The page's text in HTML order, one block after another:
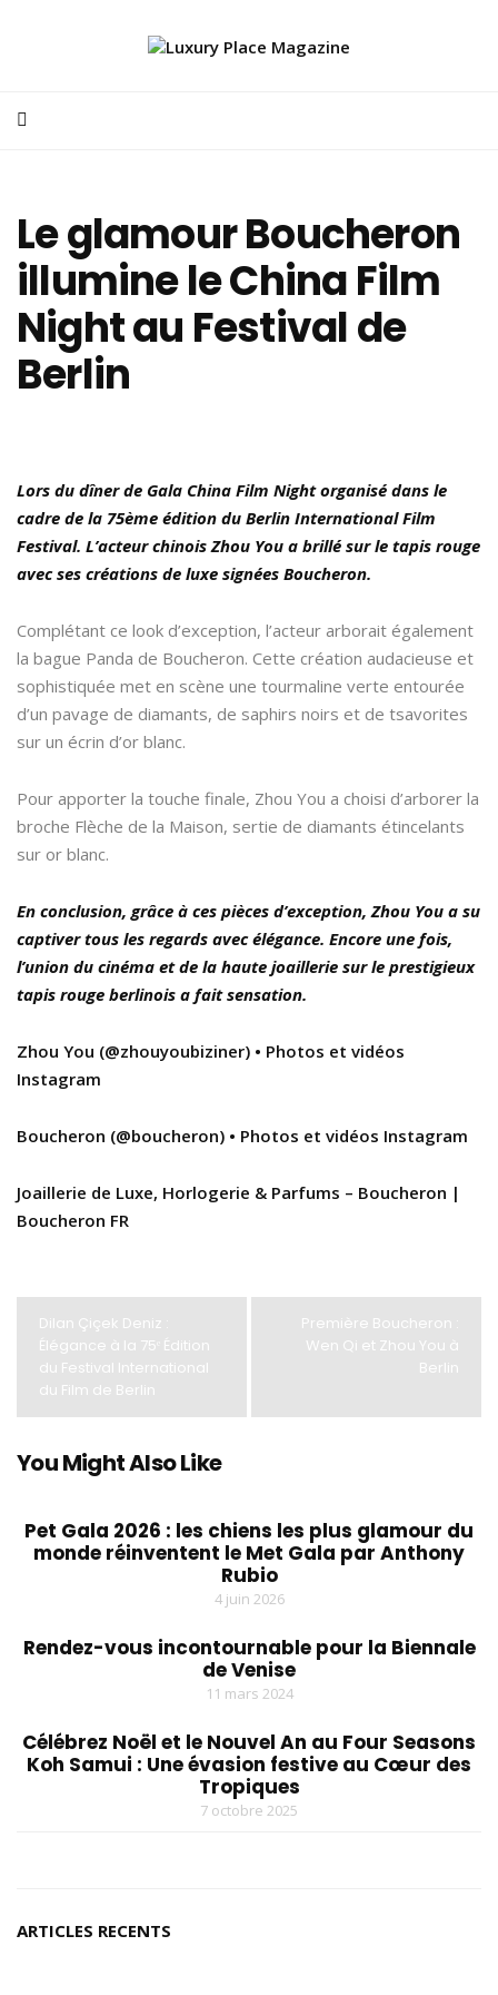
Le glamour Boucheron
illumine le China Film
Night au Festival de
Berlin
Lors du dîner de Gala China Film Night organisé dans le
cadre de la 75ème édition du Berlin International Film
Festival. L’acteur chinois Zhou You a brillé sur le tapis rouge
avec ses créations de luxe signées Boucheron.
Complétant ce look d’exception, l’acteur arborait également
la bague Panda de Boucheron. Cette création audacieuse et
sophistiquée met en scène une tourmaline verte entourée
d’un pavage de diamants, de saphirs noirs et de tsavorites
sur un écrin d’or blanc.
Pour apporter la touche finale, Zhou You a choisi d’arborer la
broche Flèche de la Maison, sertie de diamants étincelants
sur or blanc.
En conclusion, grâce à ces pièces d’exception, Zhou You a su
captiver tous les regards avec élégance. Encore une fois,
l’union du cinéma et de la haute joaillerie sur le prestigieux
tapis rouge berlinois a fait sensation.
Zhou You (@zhouyoubiziner) • Photos et vidéos
Instagram
Boucheron (@boucheron) • Photos et vidéos Instagram
Joaillerie de Luxe, Horlogerie & Parfums – Boucheron |
Boucheron FR
Dilan Çiçek Deniz :
Élégance à la 75ᵉ Édition
du Festival International
du Film de Berlin
Première Boucheron :
Wen Qi et Zhou You à
Berlin
You Might Also Like
Pet Gala 2026 : les chiens les plus glamour du
monde réinventent le Met Gala par Anthony
Rubio
4 juin 2026
Rendez-vous incontournable pour la Biennale
de Venise
11 mars 2024
Célébrez Noël et le Nouvel An au Four Seasons
Koh Samui : Une évasion festive au Cœur des
Tropiques
7 octobre 2025
ARTICLES RECENTS